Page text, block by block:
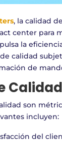
, la calidad
center para
la
calidad
de
Calidad
son
incluyen:
del